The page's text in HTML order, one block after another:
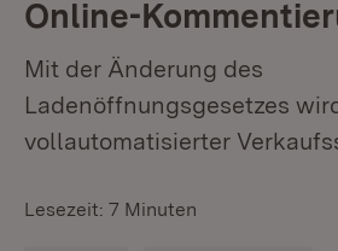
Online-
Mit der Änderung des
Ladenöffnungsgesetzes
vollautomatisierter
Lesezeit: 7 Minuten